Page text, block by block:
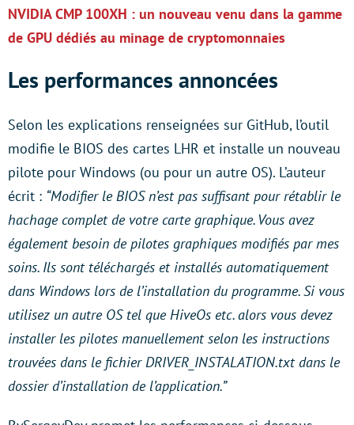
NVIDIA CMP 100XH : un nouveau venu dans la gamme
de GPU dédiés au minage de cryptomonnaies
Les performances annoncées
Selon les explications renseignées sur GitHub, l’outil
modifie le BIOS des cartes LHR et installe un nouveau
pilote pour Windows (ou pour un autre OS). L’auteur
écrit : “Modifier le BIOS n’est pas suffisant pour rétablir le
hachage complet de votre carte graphique. Vous avez
également besoin de pilotes graphiques modifiés par mes
soins. Ils sont téléchargés et installés automatiquement
dans Windows lors de l’installation du programme. Si vous
utilisez un autre OS tel que HiveOs etc. alors vous devez
installer les pilotes manuellement selon les instructions
trouvées dans le fichier DRIVER_INSTALATION.txt dans le
dossier d’installation de l’application.”